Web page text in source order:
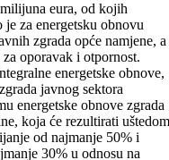
eura, od kojih
za energetsku obnovu
zgrada opće namjene, a
oporavak i otpornost.
energetske obnove,
javnog sektora
energetske obnove zgrada
koja će rezultirati
od najmanje 50% i
30% u odnosu na